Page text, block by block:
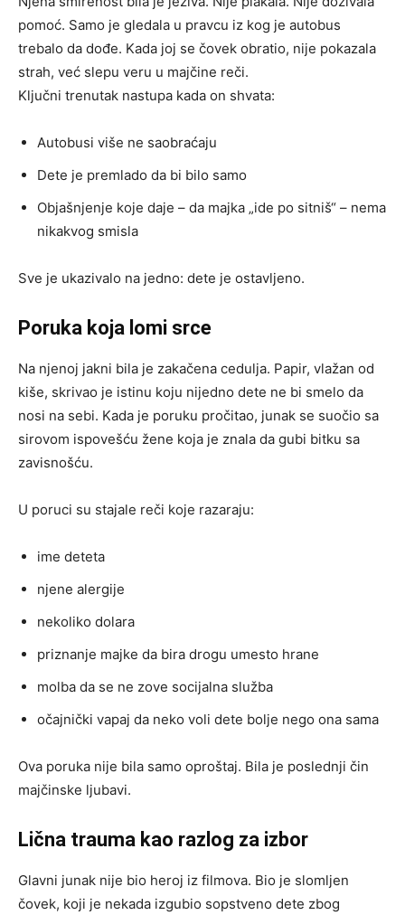
pomoć. Samo je gledala u pravcu iz kog je autobus
trebalo da dođe. Kada joj se čovek obratio, nije pokazala
strah, već slepu veru u majčine reči.
Ključni trenutak nastupa kada on shvata:
Autobusi više ne saobraćaju
Dete je premlado da bi bilo samo
Objašnjenje koje daje – da majka „ide po sitniš“ – nema
nikakvog smisla
Sve je ukazivalo na jedno: dete je ostavljeno.
Poruka koja lomi srce
Na njenoj jakni bila je zakačena cedulja. Papir, vlažan od
kiše, skrivao je istinu koju nijedno dete ne bi smelo da
nosi na sebi. Kada je poruku pročitao, junak se suočio sa
sirovom ispovešću žene koja je znala da gubi bitku sa
zavisnošću.
U poruci su stajale reči koje razaraju:
ime deteta
njene alergije
nekoliko dolara
priznanje majke da bira drogu umesto hrane
molba da se ne zove socijalna služba
očajnički vapaj da neko voli dete bolje nego ona sama
Ova poruka nije bila samo oproštaj. Bila je poslednji čin
majčinske ljubavi.
Lična trauma kao razlog za izbor
Glavni junak nije bio heroj iz filmova. Bio je slomljen
čovek, koji je nekada izgubio sopstveno dete zbog